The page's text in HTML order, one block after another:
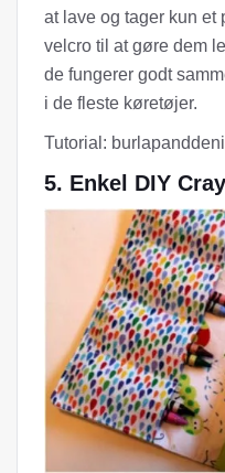
at lave og tager kun et
velcro til at gøre dem
de fungerer godt
i de fleste køretøjer.
Tutorial:
5. Enkel DIY